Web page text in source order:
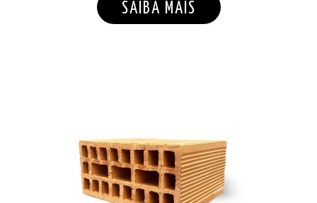
SAIBA MAIS